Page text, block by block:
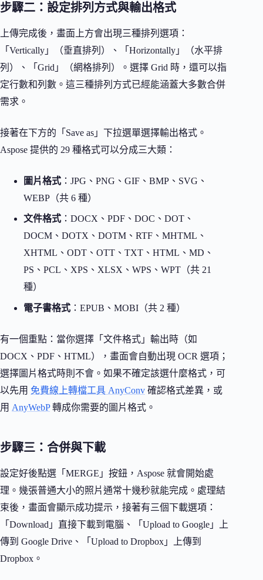
步驟二：設定排列方式與輸出格式
上傳完成後，畫面上方會出現三種排列選項：
「Vertically」（垂直排列）、「Horizontally」（水平排
列）、「Grid」（網格排列）。選擇 Grid 時，還可以指
定行數和列數。這三種排列方式已經能涵蓋大多數合併
需求。
接著在下方的「Save as」下拉選單選擇輸出格式。
Aspose 提供的 29 種格式可以分成三大類：
圖片格式 ：JPG、PNG、GIF、BMP、SVG、
WEBP（共 6 種）
文件格式 ：DOCX、PDF、DOC、DOT、
DOCM、DOTX、DOTM、RTF、MHTML、
XHTML、ODT、OTT、TXT、HTML、MD、
PS、PCL、XPS、XLSX、WPS、WPT（共 21
種）
電子書格式 ：EPUB、MOBI（共 2 種）
有一個重點：當你選擇「文件格式」輸出時（如
DOCX、PDF、HTML），畫面會自動出現 OCR 選項；
選擇圖片格式時則不會。如果不確定該選什麼格式，可
以先用 免費線上轉檔工具 AnyConv 確認格式差異，或
用 AnyWebP轉成你需要的圖片格式。
步驟三：合併與下載
設定好後點選「MERGE」按鈕，Aspose 就會開始處
理。幾張普通大小的照片通常十幾秒就能完成。處理結
束後，畫面會顯示成功提示，接著有三個下載選項：
「Download」直接下載到電腦、「Upload to Google」上
傳到 Google Drive、「Upload to Dropbox」上傳到
Dropbox。